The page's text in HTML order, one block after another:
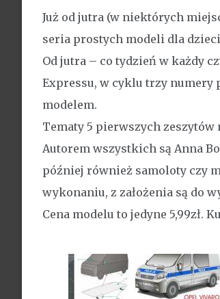
Już od jutra (w niektórych
seria prostych modeli dla
Od jutra – co tydzień w każdy
Expressu, w cyklu trzy numery
modelem.
Tematy 5 pierwszych zeszytów
Autorem wszystkich są Anna
później również samoloty czy
wykonaniu, z założenia są do
Cena modelu to jedyne 5,99zł.